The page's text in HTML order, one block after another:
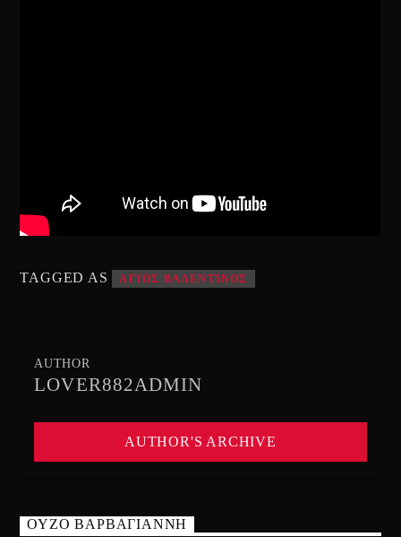
TAGGED AS ΑΓΙΟΣ ΒΑΛΕΝΤΙΝΟΣ
AUTHOR
LOVER882ADMIN
AUTHOR'S ARCHIVE
ΟΥΖΟ ΒΑΡΒΑΓΙΑΝΝΗ